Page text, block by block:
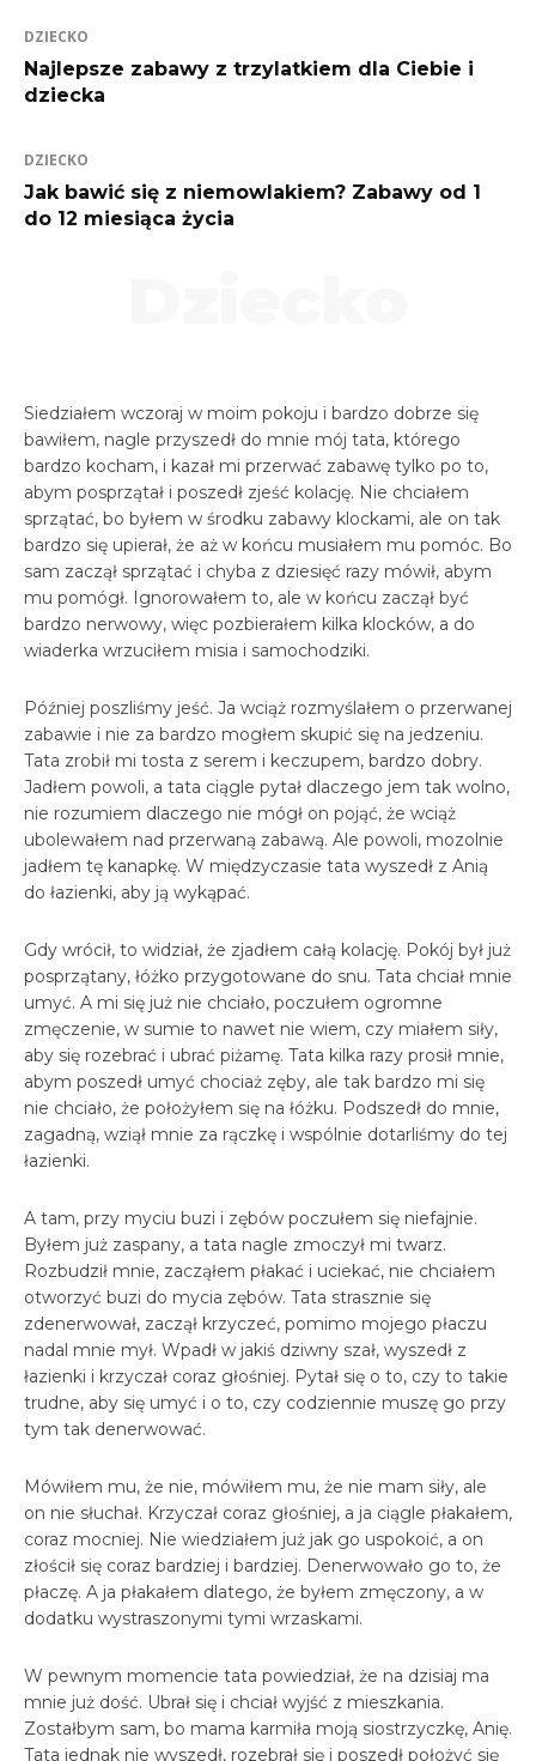
DZIECKO
Najlepsze zabawy z trzylatkiem dla Ciebie i
dziecka
DZIECKO
Jak bawić się z niemowlakiem? Zabawy od 1
do 12 miesiąca życia
Siedziałem wczoraj w moim pokoju i bardzo dobrze się
bawiłem, nagle przyszedł do mnie mój tata, którego
bardzo kocham, i kazał mi przerwać zabawę tylko po to,
abym posprzątał i poszedł zjeść kolację. Nie chciałem
sprzątać, bo byłem w środku zabawy klockami, ale on tak
bardzo się upierał, że aż w końcu musiałem mu pomóc. Bo
sam zaczął sprzątać i chyba z dziesięć razy mówił, abym
mu pomógł. Ignorowałem to, ale w końcu zaczął być
bardzo nerwowy, więc pozbierałem kilka klocków, a do
wiaderka wrzuciłem misia i samochodziki.
Później poszliśmy jeść. Ja wciąż rozmyślałem o przerwanej
zabawie i nie za bardzo mogłem skupić się na jedzeniu.
Tata zrobił mi tosta z serem i keczupem, bardzo dobry.
Jadłem powoli, a tata ciągle pytał dlaczego jem tak wolno,
nie rozumiem dlaczego nie mógł on pojąć, że wciąż
ubolewałem nad przerwaną zabawą. Ale powoli, mozolnie
jadłem tę kanapkę. W międzyczasie tata wyszedł z Anią
do łazienki, aby ją wykąpać.
Gdy wrócił, to widział, że zjadłem całą kolację. Pokój był już
posprzątany, łóżko przygotowane do snu. Tata chciał mnie
umyć. A mi się już nie chciało, poczułem ogromne
zmęczenie, w sumie to nawet nie wiem, czy miałem siły,
aby się rozebrać i ubrać piżamę. Tata kilka razy prosił mnie,
abym poszedł umyć chociaż zęby, ale tak bardzo mi się
nie chciało, że położyłem się na łóżku. Podszedł do mnie,
zagadną, wziął mnie za rączkę i wspólnie dotarliśmy do tej
łazienki.
A tam, przy myciu buzi i zębów poczułem się niefajnie.
Byłem już zaspany, a tata nagle zmoczył mi twarz.
Rozbudził mnie, zacząłem płakać i uciekać, nie chciałem
otworzyć buzi do mycia zębów. Tata strasznie się
zdenerwował, zaczął krzyczeć, pomimo mojego płaczu
nadal mnie mył. Wpadł w jakiś dziwny szał, wyszedł z
łazienki i krzyczał coraz głośniej. Pytał się o to, czy to takie
trudne, aby się umyć i o to, czy codziennie muszę go przy
tym tak denerwować.
Mówiłem mu, że nie, mówiłem mu, że nie mam siły, ale
on nie słuchał. Krzyczał coraz głośniej, a ja ciągle płakałem,
coraz mocniej. Nie wiedziałem już jak go uspokoić, a on
złościł się coraz bardziej i bardziej. Denerwowało go to, że
płaczę. A ja płakałem dlatego, że byłem zmęczony, a w
dodatku wystraszonymi tymi wrzaskami.
W pewnym momencie tata powiedział, że na dzisiaj ma
mnie już dość. Ubrał się i chciał wyjść z mieszkania.
Zostałbym sam, bo mama karmiła moją siostrzyczkę, Anię.
Tata jednak nie wyszedł, rozebrał się i poszedł położyć się